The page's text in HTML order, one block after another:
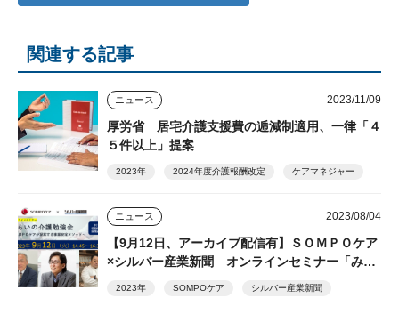
関連する記事
ニュース 2023/11/09
厚労省 居宅介護支援費の逓減制適用、一律「４
５件以上」提案
2023年 2024年度介護報酬改定 ケアマネジャー
ニュース 2023/08/04
【9月12日、アーカイブ配信有】ＳＯＭＰＯケア
×シルバー産業新聞 オンラインセミナー「みら
いの介護勉強会」
2023年 SOMPOケア シルバー産業新聞